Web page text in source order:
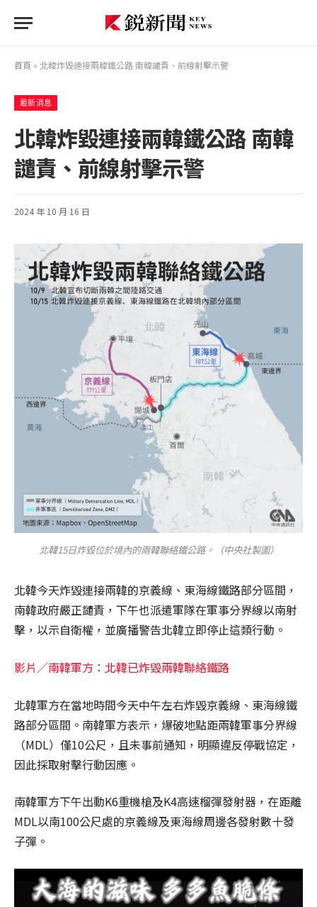
首頁 » 北韓炸毀連接兩韓鐵公路 南韓譴責、前線射擊示警
最新消息
北韓炸毀連接兩韓鐵公路 南韓
譴責、前線射擊示警
2024 年 10 月 16 日
北韓15日炸毀位於境內的兩韓聯絡鐵公路。（中央社製圖）
北韓今天炸毀連接兩韓的京義線、東海線鐵路部分區間，
南韓政府嚴正譴責，下午也派遣軍隊在軍事分界線以南射
擊，以示自衛權，並廣播警告北韓立即停止這類行動。
影片／南韓軍方：北韓已炸毀兩韓聯絡鐵路
北韓軍方在當地時間今天中午左右炸毀京義線、東海線鐵
路部分區間。南韓軍方表示，爆破地點距兩韓軍事分界線
（MDL）僅10公尺，且未事前通知，明顯違反停戰協定，
因此採取射擊行動因應。
南韓軍方下午出動K6重機槍及K4高速榴彈發射器，在距離
MDL以南100公尺處的京義線及東海線周邊各發射數十發
子彈。